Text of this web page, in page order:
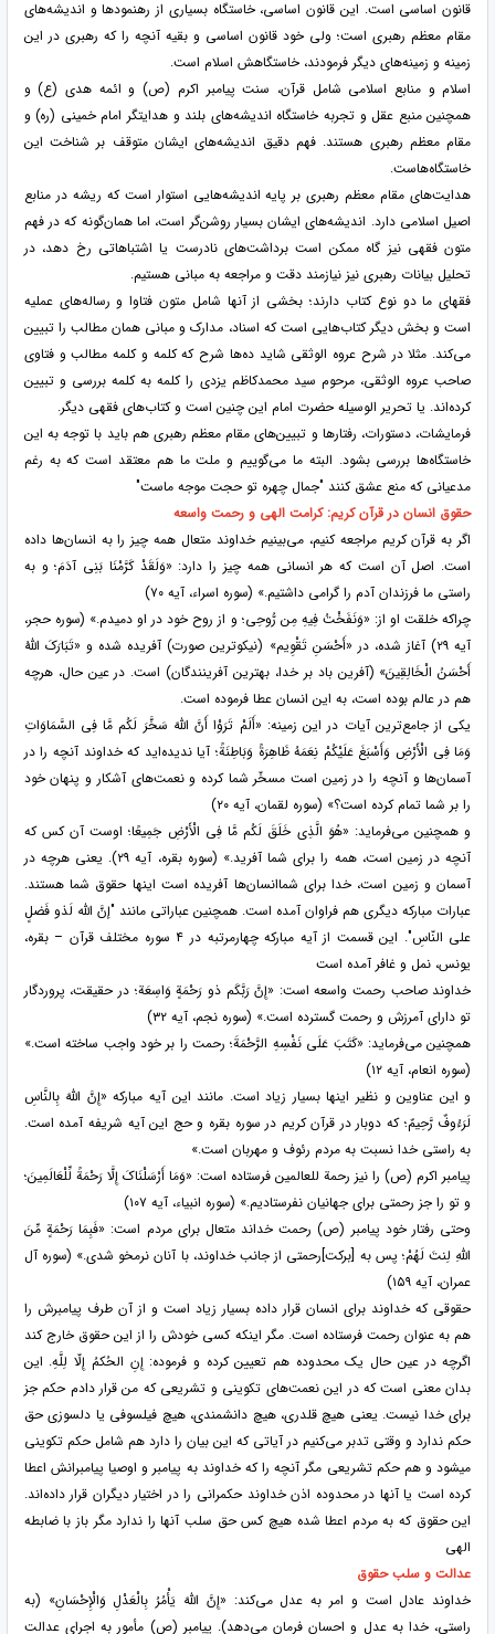
قانون اساسی است. این قانون اساسی، خاستگاه بسیاری از رهنمود‌ها و اندیشه‌های
مقام معظم رهبری است؛ ولی خود قانون اساسی و بقیه آنچه را که رهبری در این
زمینه و زمینه‌های دیگر فرمودند، خاستگاهش اسلام است.
اسلام و منابع اسلامی شامل قرآن، سنت پیامبر اکرم (ص) و ائمه هدی (ع) و
همچنین منبع عقل و تجربه خاستگاه اندیشه‌های بلند و هدایتگر امام خمینی (ره) و
مقام معظم رهبری هستند. فهم دقیق اندیشه‌های ایشان متوقف بر شناخت این
خاستگاه‌هاست.
هدایت‌های مقام معظم رهبری بر پایه اندیشه‌هایی استوار است که ریشه در منابع
اصیل اسلامی دارد. اندیشه‌های ایشان بسیار روشن‌گر است، اما همان‌گونه که در فهم
متون فقهی نیز گاه ممکن است برداشت‌های نادرست یا اشتباهاتی رخ دهد، در
تحلیل بیانات رهبری نیز نیازمند دقت و مراجعه به مبانی هستیم.
فقهای ما دو نوع کتاب دارند؛ بخشی از آنها شامل متون فتاوا و رساله‌های عملیه
است و بخش دیگر کتاب‌هایی است که اسناد، مدارک و مبانی همان مطالب را تبیین
می‌کند. مثلا در شرح عروه الوثقی شاید ده‌ها شرح که کلمه و کلمه مطالب و فتاوی
صاحب عروه الوثقی، مرحوم سید محمدکاظم یزدی را کلمه به کلمه بررسی و تبیین
کرده‌اند. یا تحریر الوسیله حضرت امام این چنین است و کتاب‌های فقهی دیگر.
فرمایشات، دستورات، رفتار‌ها و تبیین‌های مقام معظم رهبری هم باید با توجه به این
خاستگاه‌ها بررسی بشود. البته ما می‌گوییم و ملت ما هم معتقد است که به رغم
مدعیانی که منع عشق کنند "جمال چهره تو حجت موجه ماست"
حقوق انسان در قرآن کریم: کرامت الهی و رحمت واسعه
اگر به قرآن کریم مراجعه کنیم، می‌بینیم خداوند متعال همه چیز را به انسان‌ها داده
است. اصل آن است که هر انسانی همه چیز را دارد: «وَلَقَدْ کَرَّمْنَا بَنِی آدَمَ؛ و به
راستی ما فرزندان آدم را گرامی داشتیم.» (سوره اسراء، آیه ۷۰)
چراکه خلقت او از: «وَنَفَخْتُ فِیهِ مِن رُّوحِی؛ و از روح خود در او دمیدم.» (سوره حجر،
آیه ۲۹) آغاز شده، در «أَحْسَنِ تَقْوِیم» (نیکوترین صورت) آفریده شده و «تَبَارَکَ اللَّهُ
أَحْسَنُ الْخَالِقِینَ» (آفرین باد بر خدا، بهترین آفرینندگان) است. در عین حال، هرچه
هم در عالم بوده است، به این انسان عطا فرموده است.
یکی از جامع‌ترین آیات در این زمینه: «أَلَمْ تَرَوْا أَنَّ اللَّهَ سَخَّرَ لَکُم مَّا فِی السَّمَاوَاتِ
وَمَا فِی الْأَرْضِ وَأَسْبَغَ عَلَیْکُمْ نِعَمَهُ ظَاهِرَةً وَبَاطِنَةً؛ آیا ندیده‌اید که خداوند آنچه را در
آسمان‌ها و آنچه را در زمین است مسخّر شما کرده و نعمت‌های آشکار و پنهان خود
را بر شما تمام کرده است؟» (سوره لقمان، آیه ۲۰)
و همچنین می‌فرماید: «هُوَ الَّذِی خَلَقَ لَکُم مَّا فِی الْأَرْضِ جَمِیعًا؛ اوست آن کس که
آنچه در زمین است، همه را برای شما آفرید.» (سوره بقره، آیه ۲۹). یعنی هرچه در
آسمان و زمین است، خدا برای شماانسان‌ها آفریده است اینها حقوق شما هستند.
عبارات مبارکه دیگری هم فراوان آمده است. همچنین عباراتی مانند "إنَّ الله لَذو فَضلٍ
علی النّاسِ". این قسمت از آیه مبارکه چهارمرتبه در ۴ سوره مختلف قرآن – بقره،
یونس، نمل و غافر آمده است
خداوند صاحب رحمت واسعه است: «إِنَّ رَبَّکَم ذو رَحْمَةٍ وَاسِعَة؛ در حقیقت، پروردگار
تو دارای آمرزش و رحمت گسترده است.» (سوره نجم، آیه ۳۲)
همچنین می‌فرماید: «کَتَبَ عَلَى نَفْسِهِ الرَّحْمَةَ؛ رحمت را بر خود واجب ساخته است.»
(سوره انعام، آیه ۱۲)
و این عناوین و نظیر اینها بسیار زیاد است. مانند این آیه مبارکه «إِنَّ اللَّهَ بِالنَّاسِ
لَرَءُوفٌ رَّحِیمٌ؛ که دوبار در قرآن کریم در سوره بقره و حج این آیه شریفه آمده است.
به راستی خدا نسبت به مردم رئوف و مهربان است.»
پیامبر اکرم (ص) را نیز رحمة للعالمین فرستاده است: «وَمَا أَرْسَلْنَاکَ إِلَّا رَحْمَةً لِّلْعَالَمِینَ؛
و تو را جز رحمتی برای جهانیان نفرستادیم.» (سوره انبیاء، آیه ۱۰۷)
وحتی رفتار خود پیامبر (ص) رحمت خداند متعال برای مردم است: «فَبِمَا رَحْمَةٍ مِّنَ
اللَّهِ لِنتَ لَهُمْ؛ پس به [برکت]رحمتی از جانب خداوند، با آنان نرمخو شدی.» (سوره آل
عمران، آیه ۱۵۹)
حقوقی که خداوند برای انسان قرار داده بسیار زیاد است و از آن طرف پیامبرش را
هم به عنوان رحمت فرستاده است. مگر اینکه کسی خودش را از این حقوق خارج کند
اگرچه در عین حال یک محدوده هم تعیین کرده و فرموده: إِنِ الحُکمُ إِلّا لِلَّهِ. این
بدان معنی است که در این نعمت‌های تکوینی و تشریعی که من قرار دادم حکم جز
برای خدا نیست. یعنی هیچ قلدری، هیچ دانشمندی، هیچ فیلسوفی یا دلسوزی حق
حکم ندارد و وقتی تدبر می‌کنیم در آیاتی که این بیان را دارد هم شامل حکم تکوینی
میشود و هم حکم تشریعی مگر آنچه را که خداوند به پیامبر و اوصیا پیامبرانش اعطا
کرده است یا آنها در محدوده اذن خداوند حکمرانی را در اختیار دیگران قرار داده‌اند.
این حقوق که به مردم اعطا شده هیچ کس حق سلب آنها را ندارد مگر باز با ضابطه
الهی
عدالت و سلب حقوق
خداوند عادل است و امر به عدل می‌کند: «إِنَّ اللَّهَ یَأْمُرُ بِالْعَدْلِ وَالْإِحْسَانِ» (به
راستی، خدا به عدل و احسان فرمان می‌دهد). پیامبر (ص) مأمور به اجرای عدالت